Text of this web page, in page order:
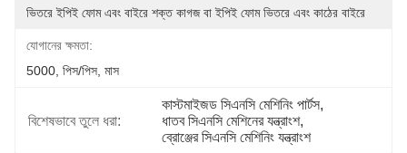
ভিতরে ইপিই ফোম এবং বাইরে শক্ত কাগজ বা ইপিই ফোম ভিতরে এবং কাঠের বাইরে
যোগানের ক্ষমতা:
5000, পিস/পিস, মাস
বিশেষভাবে তুলে ধরা:
কাস্টমাইজড সিএনসি মেশিনিং পার্টস,
ধাতব সিএনসি মেশিনের যন্ত্রাংশ,
ব্রোঞ্জের সিএনসি মেশিনিং যন্ত্রাংশ